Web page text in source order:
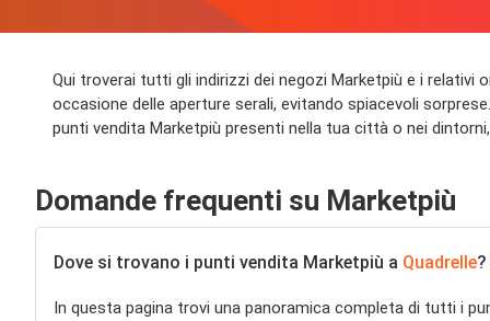
Qui troverai tutti gli indirizzi dei negozi Marketpiù e i
occasione delle aperture serali, evitando spiacevoli
punti vendita Marketpiù presenti nella tua città o nei
Domande frequenti su Marketpiù
Dove si trovano i punti vendita Marketpiù a Quadrelle?
In questa pagina trovi una panoramica completa di tutti i